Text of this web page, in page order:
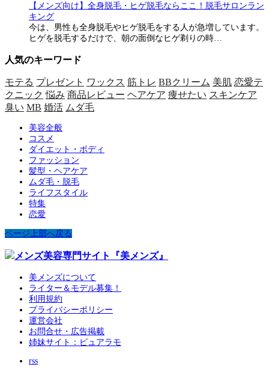
【メンズ向け】全身脱毛・ヒゲ脱毛ならここ！脱毛サロンラン
キング
今は、男性も全身脱毛やヒゲ脱毛をする人が急増しています。
ヒゲを脱毛するだけで、朝の面倒なヒゲ剃りの時…
人気のキーワード
モテる プレゼント ワックス 筋トレ BBクリーム 美肌 恋愛テ
クニック 悩み 商品レビュー ヘアケア 痩せたい スキンケア
臭い MB 婚活 ムダ毛
美容全般
コスメ
ダイエット・ボディ
ファッション
髪型・ヘアケア
ムダ毛・脱毛
ライフスタイル
特集
恋愛
ページ上部へ戻る
美メンズについて
ライター＆モデル募集！
利用規約
プライバシーポリシー
運営会社
お問合せ・広告掲載
姉妹サイト：ピュアラモ
rss